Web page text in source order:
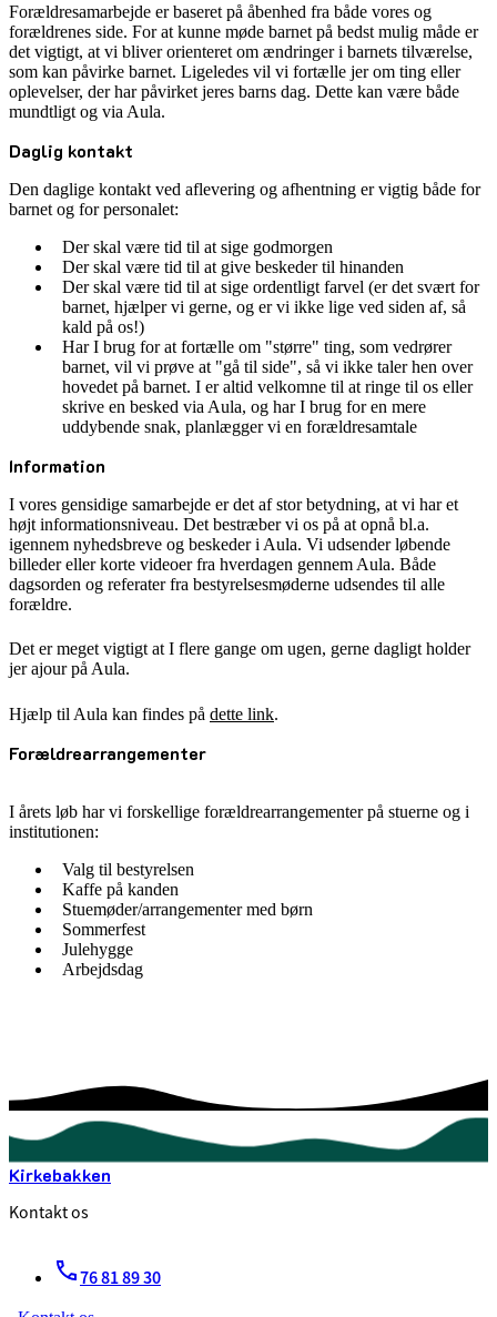
Forældresamarbejde er baseret på åbenhed fra både vores og
forældrenes side. For at kunne møde barnet på bedst mulig måde er
det vigtigt, at vi bliver orienteret om ændringer i barnets tilværelse,
som kan påvirke barnet. Ligeledes vil vi fortælle jer om ting eller
oplevelser, der har påvirket jeres barns dag. Dette kan være både
mundtligt og via Aula.
Daglig kontakt
Den daglige kontakt ved aflevering og afhentning er vigtig både for
barnet og for personalet:
Der skal være tid til at sige godmorgen
Der skal være tid til at give beskeder til hinanden
Der skal være tid til at sige ordentligt farvel (er det svært for
barnet, hjælper vi gerne, og er vi ikke lige ved siden af, så
kald på os!)
Har I brug for at fortælle om "større" ting, som vedrører
barnet, vil vi prøve at "gå til side", så vi ikke taler hen over
hovedet på barnet. I er altid velkomne til at ringe til os eller
skrive en besked via Aula, og har I brug for en mere
uddybende snak, planlægger vi en forældresamtale
Information
I vores gensidige samarbejde er det af stor betydning, at vi har et
højt informationsniveau. Det bestræber vi os på at opnå bl.a.
igennem nyhedsbreve og beskeder i Aula. Vi udsender løbende
billeder eller korte videoer fra hverdagen gennem Aula. Både
dagsorden og referater fra bestyrelsesmøderne udsendes til alle
forældre.
Det er meget vigtigt at I flere gange om ugen, gerne dagligt holder
jer ajour på Aula.
Hjælp til Aula kan findes på dette link.
Forældrearrangementer
I årets løb har vi forskellige forældrearrangementer på stuerne og i
institutionen:
Valg til bestyrelsen
Kaffe på kanden
Stuemøder/arrangementer med børn
Sommerfest
Julehygge
Arbejdsdag
Kirkebakken
Kontakt os
76 81 89 30